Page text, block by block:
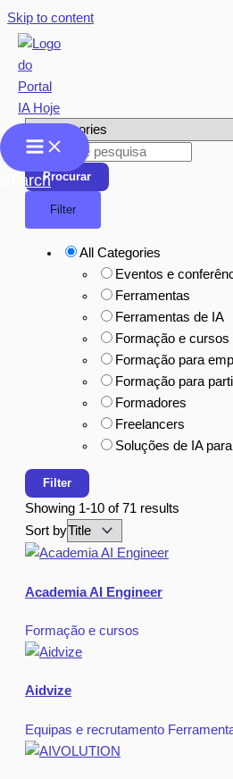
Skip to content
SearchProcurar
Filter
All Categories
Eventos e
Ferramentas
Ferramentas de IA
Formação e cursos
Formação para
Formação para
Formadores
Freelancers
Soluções de IA
Filter
Showing 1-10 of 71 results
Sort by
Academia AI Engineer
Formação e cursos
Aidvize
Equipas e recrutamento